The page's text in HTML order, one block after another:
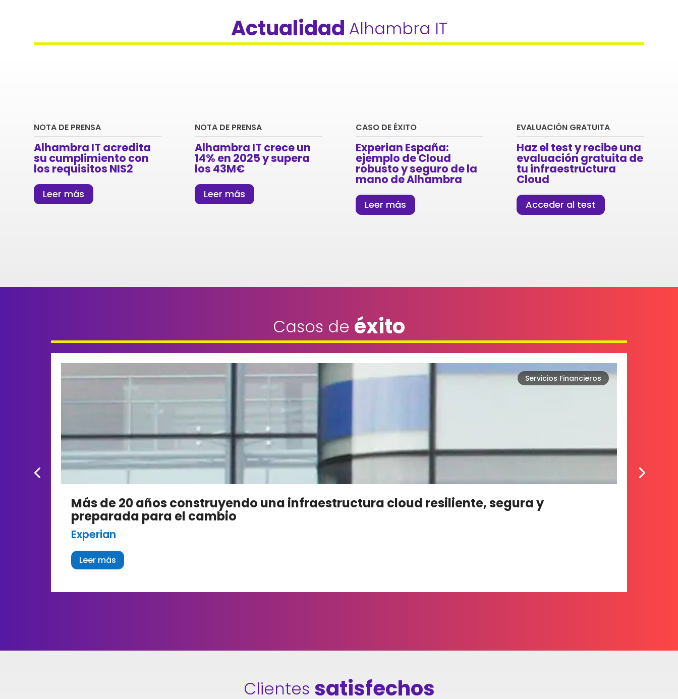
Actualidad Alhambra IT
NOTA DE PRENSA
Alhambra IT acredita
su cumplimiento con
los requisitos NIS2
Leer más
NOTA DE PRENSA
Alhambra IT crece un
14% en 2025 y supera
los 43M€
Leer más
CASO DE ÉXITO
Experian España:
ejemplo de Cloud
robusto y seguro de la
mano de Alhambra
Leer más
EVALUACIÓN GRATUITA
Haz el test y recibe una
evaluación gratuita de
tu infraestructura
Cloud
Acceder al test
Casos de éxito
Servicios Financieros
Más de 20 años construyendo una infraestructura cloud resiliente, segura y
preparada para el cambio
Experian
Leer más
Clientes satisfechos